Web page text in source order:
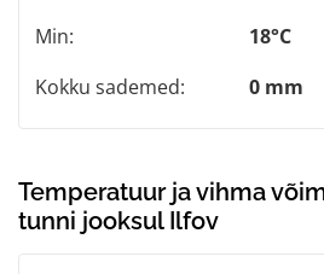
Min:
18°C
Kokku sademed:
0 mm
Temperatuur ja vihma
tunni jooksul Ilfov